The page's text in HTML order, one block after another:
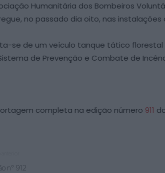
Humanitária dos Bombeiros
no passado dia oito, nas instalações
se de um veículo tanque tático florestal
de Prevenção e Combate de
completa na edição número 911
nº 912